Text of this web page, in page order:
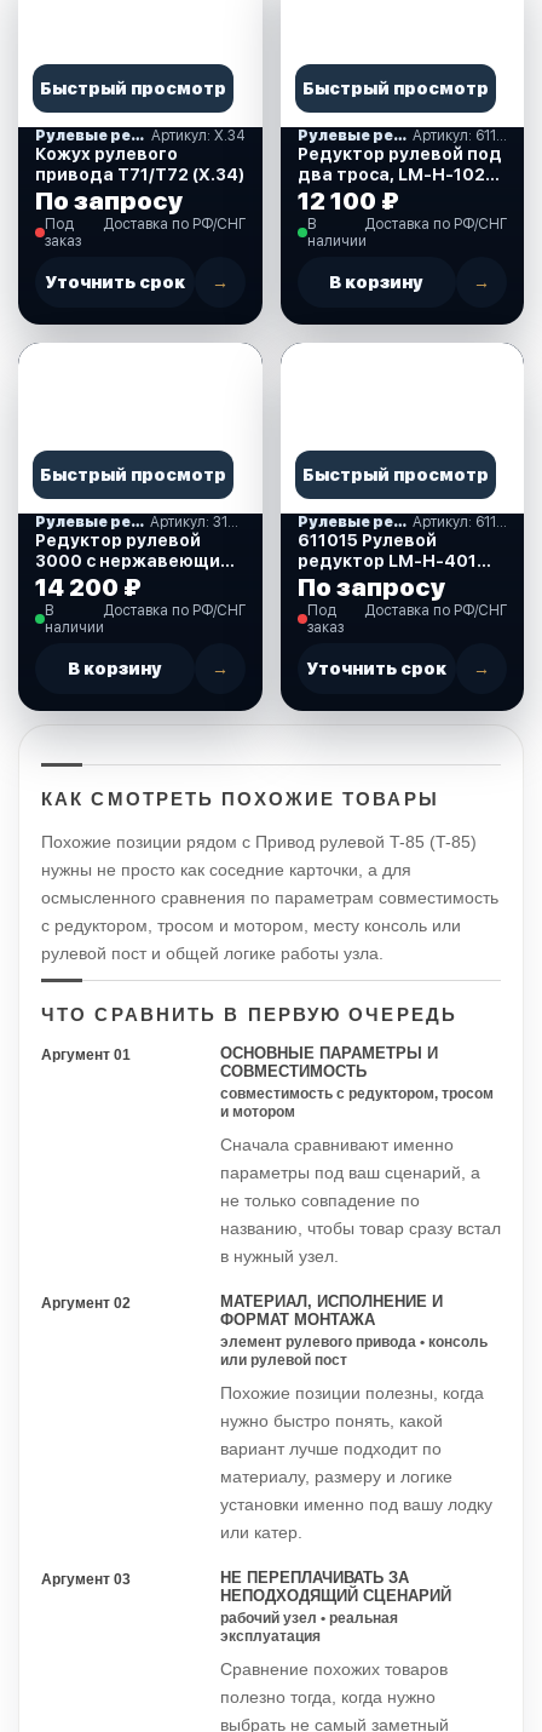
Быстрый просмотр
Рулевые редукторы, комплекты и накладки Артикул: X.34
Кожух рулевого
привода T71/T72 (X.34)
По запросу
Под
заказ
Доставка по РФ/СНГ
Уточнить срок →
Быстрый просмотр
Рулевые редукторы, комплекты и накладки Артикул: 611002
Редуктор рулевой под
два троса, LM-H-102
(Т-72 FC) (611002)
12 100 ₽
В
наличии
Доставка по РФ/СНГ
В корзину →
Быстрый просмотр
Рулевые редукторы, комплекты и накладки Артикул: 315010
Редуктор рулевой
3000 с нержавеющим
тросом 10 футов
(3,05м) (315010)
14 200 ₽
В
наличии
Доставка по РФ/СНГ
В корзину →
Быстрый просмотр
Рулевые редукторы, комплекты и накладки Артикул: 611015
611015 Рулевой
редуктор LM-H-401
(без комплекта
присоединения)
По запросу
Под
заказ
Доставка по РФ/СНГ
Уточнить срок →
КАК СМОТРЕТЬ ПОХОЖИЕ ТОВАРЫ
Похожие позиции рядом с Привод рулевой T-85 (T-85)
нужны не просто как соседние карточки, а для
осмысленного сравнения по параметрам совместимость
с редуктором, тросом и мотором, месту консоль или
рулевой пост и общей логике работы узла.
ЧТО СРАВНИТЬ В ПЕРВУЮ ОЧЕРЕДЬ
Аргумент 01
ОСНОВНЫЕ ПАРАМЕТРЫ И
СОВМЕСТИМОСТЬ
совместимость с редуктором, тросом
и мотором
Сначала сравнивают именно
параметры под ваш сценарий, а
не только совпадение по
названию, чтобы товар сразу встал
в нужный узел.
Аргумент 02
МАТЕРИАЛ, ИСПОЛНЕНИЕ И
ФОРМАТ МОНТАЖА
элемент рулевого привода • консоль
или рулевой пост
Похожие позиции полезны, когда
нужно быстро понять, какой
вариант лучше подходит по
материалу, размеру и логике
установки именно под вашу лодку
или катер.
Аргумент 03
НЕ ПЕРЕПЛАЧИВАТЬ ЗА
НЕПОДХОДЯЩИЙ СЦЕНАРИЙ
рабочий узел • реальная
эксплуатация
Сравнение похожих товаров
полезно тогда, когда нужно
выбрать не самый заметный